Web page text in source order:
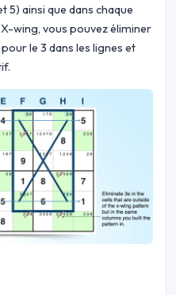
5) ainsi que dans chaque
wing, vous pouvez éliminer
le 3 dans les lignes et